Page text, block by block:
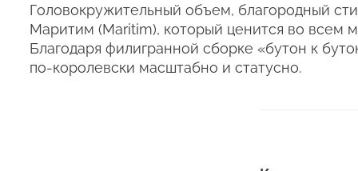
Головокружительный объем, благородный
Маритим (Maritim), который ценится во всем
Благодаря филигранной сборке «бутон к
по-королевски масштабно и статусно.
Сервис:
Цена/Качество:
Правила ухода за
1. Переносите букеты в
курьеры в зимнее время